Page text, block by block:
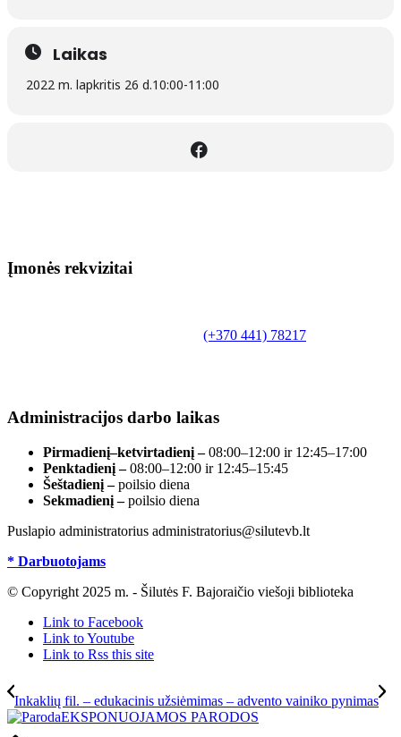
Laikas
2022 m. lapkritis 26 d.10:00-11:00
Įmonės rekvizitai
(+370 441) 78217
Administracijos darbo laikas
Pirmadienį–ketvirtadienį –08:00–12:00 ir 12:45–17:00
Penktadienį –08:00–12:00 ir 12:45–15:45
Šeštadienį –poilsio diena
Sekmadienį –poilsio diena
Puslapio administratorius administratorius@silutevb.lt
* Darbuotojams
© Copyright 2025 m. - Šilutės F. Bajoraičio viešoji biblioteka
Link to Facebook
Link to Youtube
Link to Rss this site
Inkaklių fil. – edukacinis užsiėmimas – advento vainiko pynimas
EKSPONUOJAMOS PARODOS